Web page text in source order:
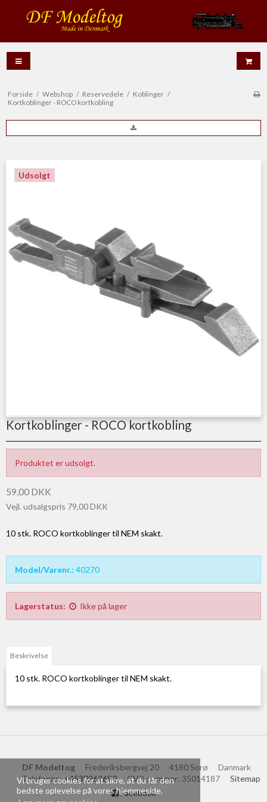
Vi bruger cookies for at sikre, at du får den
bedste oplevelse på vores hjemmeside.
Forside / Webshop / Reservedele / Koblinger /
Kortkoblinger - ROCO kortkobling
Udsolgt
Kortkoblinger - ROCO kortkobling
Produktet er udsolgt.
59,00 DKK
Vejl. udsalgspris 79,00 DKK
10 stk. ROCO kortkoblinger til NEM skakt.
Model/Varenr.: 40270
Lagerstatus: Ikke på lager
Beskrivelse
10 stk. ROCO kortkoblinger til NEM skakt.
DF Modeltog Frederiksbergvej 20 4180 Sorø
Danmark
Telefonnr.: +4530262690 CVR-nummer: 35014187
Sitemap
Facebook